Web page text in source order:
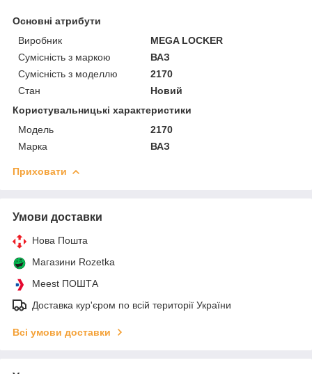
Основні атрибути
Виробник
MEGA LOCKER
Сумісність з маркою
ВАЗ
Сумісність з моделлю
2170
Стан
Новий
Користувальницькі характеристики
Мoдель
2170
Марка
ВАЗ
Приховати
Умови доставки
Нова Пошта
Магазини Rozetka
Meest ПОШТА
Доставка кур'єром по всій території України
Всі умови доставки